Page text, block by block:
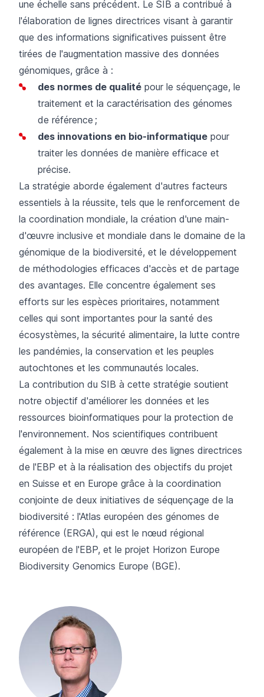
une échelle sans précédent. Le SIB a contribué à
l'élaboration de lignes directrices visant à garantir
que des informations significatives puissent être
tirées de l'augmentation massive des données
génomiques, grâce à :
des normes de qualité pour le séquençage, le
traitement et la caractérisation des génomes
de référence ;
des innovations en bio-informatique pour
traiter les données de manière efficace et
précise.
La stratégie aborde également d'autres facteurs
essentiels à la réussite, tels que le renforcement de
la coordination mondiale, la création d'une main-
d'œuvre inclusive et mondiale dans le domaine de la
génomique de la biodiversité, et le développement
de méthodologies efficaces d'accès et de partage
des avantages. Elle concentre également ses
efforts sur les espèces prioritaires, notamment
celles qui sont importantes pour la santé des
écosystèmes, la sécurité alimentaire, la lutte contre
les pandémies, la conservation et les peuples
autochtones et les communautés locales.
La contribution du SIB à cette stratégie soutient
notre objectif d'améliorer les données et les
ressources bioinformatiques pour la protection de
l'environnement. Nos scientifiques contribuent
également à la mise en œuvre des lignes directrices
de l'EBP et à la réalisation des objectifs du projet
en Suisse et en Europe grâce à la coordination
conjointe de deux initiatives de séquençage de la
biodiversité : l'Atlas européen des génomes de
référence (ERGA), qui est le nœud régional
européen de l'EBP, et le projet Horizon Europe
Biodiversity Genomics Europe (BGE).